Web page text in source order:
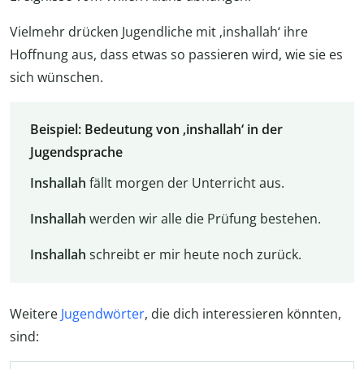
Vielmehr drücken Jugendliche mit ‚inshallah‘ ihre
Hoffnung aus, dass etwas so passieren wird, wie sie es
sich wünschen.
Beispiel: Bedeutung von ‚inshallah‘ in der
Jugendsprache
Inshallah fällt morgen der Unterricht aus.
Inshallah werden wir alle die Prüfung bestehen.
Inshallah schreibt er mir heute noch zurück.
Weitere Jugendwörter, die dich interessieren könnten,
sind: